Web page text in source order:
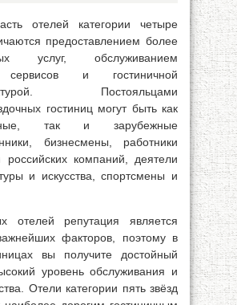
отелей категории четыре
предоставлением более
услуг, обслуживанием
сервисов и гостиничной
Постояльцами
гостиниц могут быть как
так и зарубежные
бизнесмены, работники
компаний, деятели
и искусства, спортсмены и
отелей репутация является
факторов, поэтому в
вы получите достойный
уровень обслуживания и
Отели категории пять звёзд